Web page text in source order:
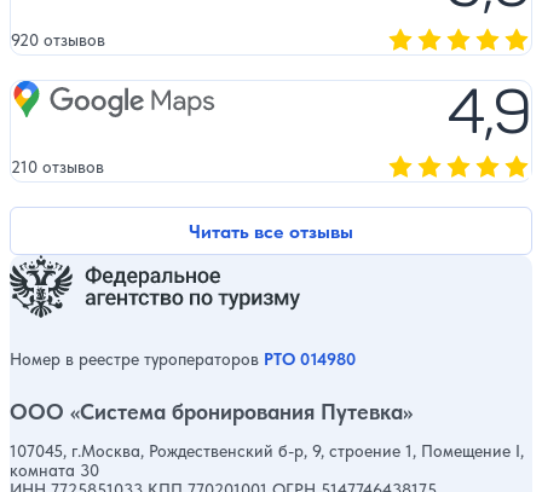
Читать все отзывы
920 отзывов
Google Maps 4,9
210 отзывов
Номер в реестре туроператоров РТО 014980
ООО «Система бронирования Путевка»
107045, г.Москва, Рождественский б-р, 9, строение 1, Помещение I,
комната 30